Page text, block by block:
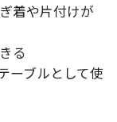
着や片付けが
る
ーブルとして使